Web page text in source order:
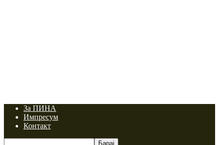
За ПИНА
Импресум
Контакт